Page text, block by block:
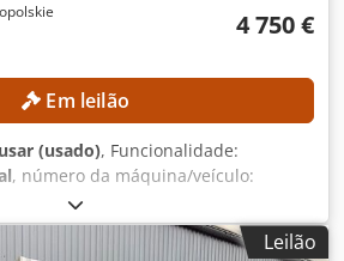
4 750 €
Em leilão
(usado), Funcionalidade:
, número da máquina/veículo:
2021
4 700 mm, elevação livre:
, altura de construção:Leilão